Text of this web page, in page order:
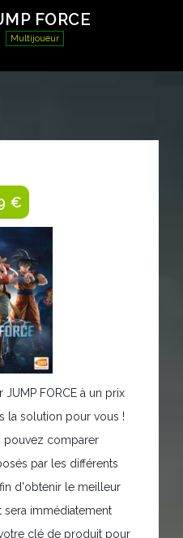
FORCE
Multijoueur
€
FORCE à un prix
la solution pour vous !
pouvez comparer
par les différents
d'obtenir le meilleur
sera immédiatement
clé de produit pour